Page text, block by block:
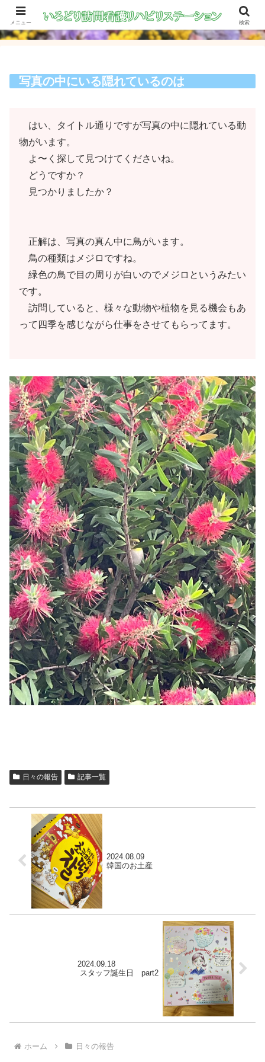
写真の中にいる隠れているのは
はい、タイトル通りですが写真の中に隠れている動
物がいます。
よ〜く探して見つけてくださいね。
どうですか？
見つかりましたか？
正解は、写真の真ん中に鳥がいます。
鳥の種類はメジロですね。
緑色の鳥で目の周りが白いのでメジロというみたい
です。
訪問していると、様々な動物や植物を見る機会もあ
って四季を感じながら仕事をさせてもらってます。
日々の報告 記事一覧
2024.08.09
韓国のお土産
2024.09.18
スタッフ誕生日 part2
ホーム 日々の報告
メニュー 検索